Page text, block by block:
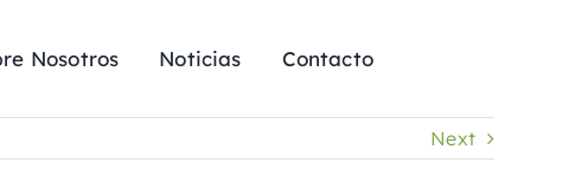
Nosotros Noticias Contacto
Next